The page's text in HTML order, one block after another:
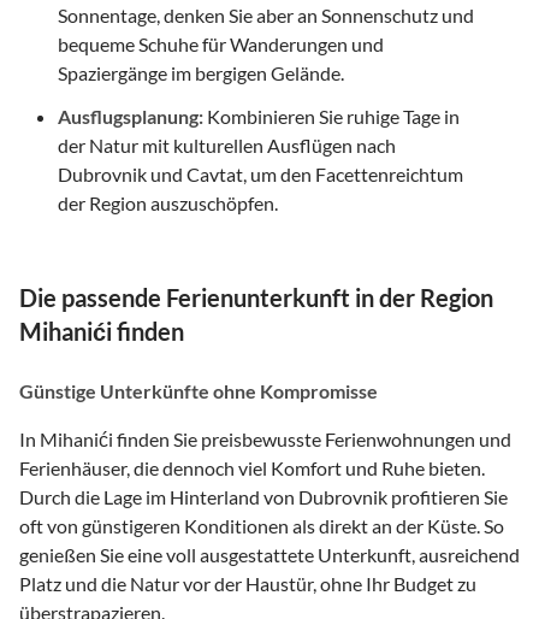
Sonnentage, denken Sie aber an Sonnenschutz und
bequeme Schuhe für Wanderungen und
Spaziergänge im bergigen Gelände.
Ausflugsplanung: Kombinieren Sie ruhige Tage in
der Natur mit kulturellen Ausflügen nach
Dubrovnik und Cavtat, um den Facettenreichtum
der Region auszuschöpfen.
Die passende Ferienunterkunft in der Region
Mihanići finden
Günstige Unterkünfte ohne Kompromisse
In Mihanići finden Sie preisbewusste Ferienwohnungen und
Ferienhäuser, die dennoch viel Komfort und Ruhe bieten.
Durch die Lage im Hinterland von Dubrovnik profitieren Sie
oft von günstigeren Konditionen als direkt an der Küste. So
genießen Sie eine voll ausgestattete Unterkunft, ausreichend
Platz und die Natur vor der Haustür, ohne Ihr Budget zu
überstrapazieren.